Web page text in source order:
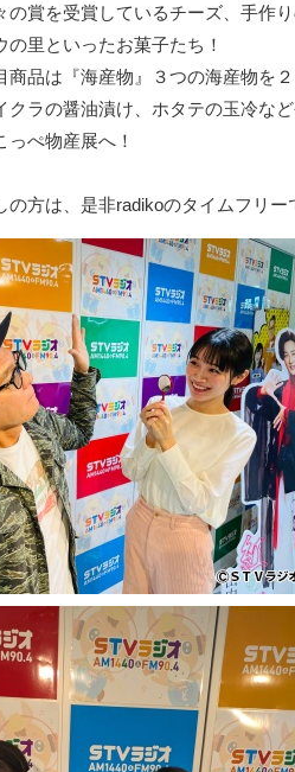
の賞を受賞しているチーズ、手作
里といったお菓子たち！
商品は『海産物』３つの海産物を
クラの醤油漬け、ホタテの玉冷な
ぺ物産展へ！
方は、是非radikoのタイムフリー